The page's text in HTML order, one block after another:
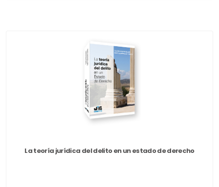
La teoría jurídica del delito en un estado de derecho